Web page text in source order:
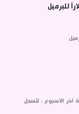
في جلسة اخر الاسبوع ، لتسجل